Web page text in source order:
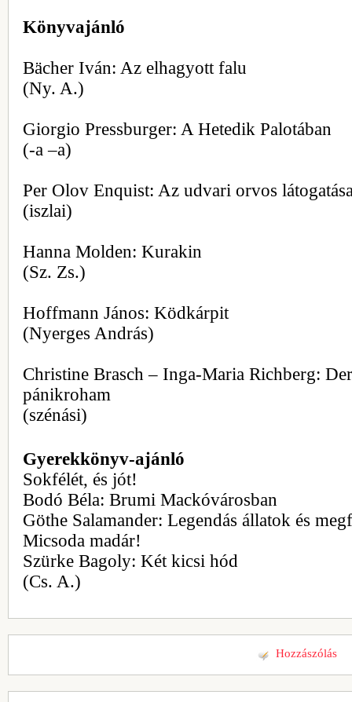
Könyvajánló
Bächer Iván: Az elhagyott falu
(Ny. A.)
Giorgio Pressburger: A Hetedik Palotában
(-a –a)
Per Olov Enquist: Az udvari orvos
(iszlai)
Hanna Molden: Kurakin
(Sz. Zs.)
Hoffmann János: Ködkárpit
(Nyerges András)
Christine Brasch – Inga-Maria Richberg:
pánikroham
(szénási)
Gyerekkönyv-ajánló
Sokfélét, és jót!
Bodó Béla: Brumi Mackóvárosban
Göthe Salamander: Legendás állatok és
Micsoda madár!
Szürke Bagoly: Két kicsi hód
(Cs. A.)
Hozzászólás